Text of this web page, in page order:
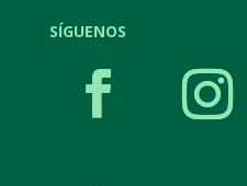
SÍGUENOS